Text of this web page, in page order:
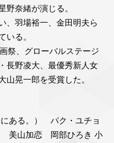
野奈緒が演じる。
、羽場裕一、金田明夫ら
いる。
祭、グローバルステージ
長野凌大、最優秀新人女
晃一郎を受賞した。
にある。） パク・ユチョ
美山加恋 岡部ひろき 小